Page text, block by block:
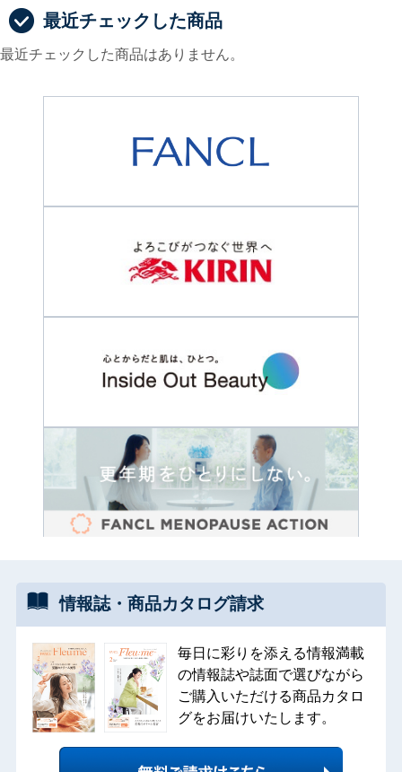
最近チェックした商品
最近チェックした商品はありません。
情報誌・ 商品カタログ請求
毎日に彩りを添える情報満載
の情報誌や誌面で選びながら
ご購入いただける商品カタロ
グをお届けいたします。